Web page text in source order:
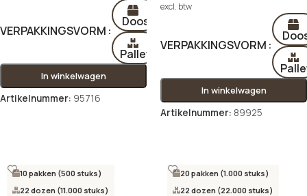
VERPAKKINGSVORM
Doos
Pallet
In winkelwagen
Artikelnummer: 95716
excl. btw
VERPAKKINGSVORM
In winkelwagen
Artikelnummer: 89925
10 pakken (500 stuks)
22 dozen (11.000 stuks)
20 pakken (1.000 stuks)
22 dozen (22.000 stuks)